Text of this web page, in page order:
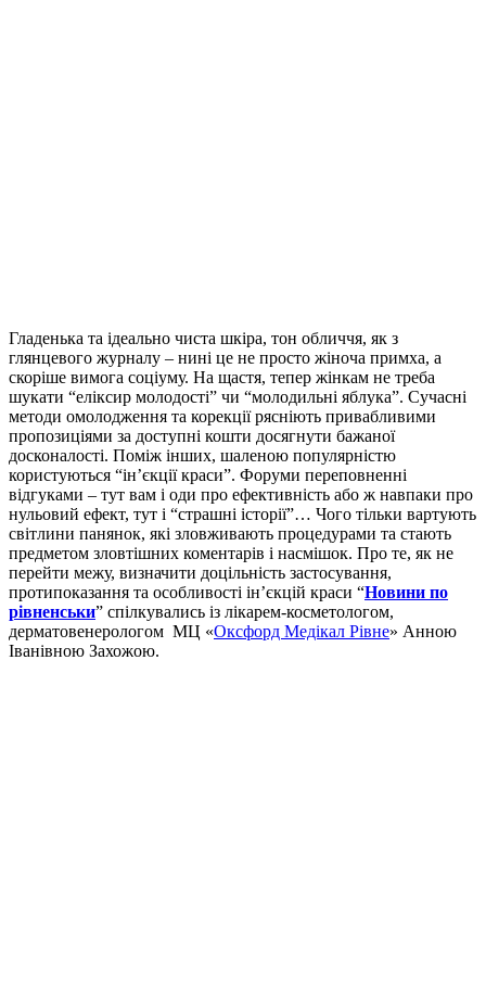
Гладенька та ідеально чиста шкіра, тон обличчя, як з
глянцевого журналу – нині це не просто жіноча примха, а
скоріше вимога соціуму. На щастя, тепер жінкам не треба
шукати “еліксир молодості” чи “молодильні яблука”. Сучасні
методи омолодження та корекції рясніють привабливими
пропозиціями за доступні кошти досягнути бажаної
досконалості. Поміж інших, шаленою популярністю
користуються “ін’єкції краси”. Форуми переповненні
відгуками – тут вам і оди про ефективність або ж навпаки про
нульовий ефект, тут і “страшні історії”… Чого тільки вартують
світлини панянок, які зловживають процедурами та стають
предметом зловтішних коментарів і насмішок. Про те, як не
перейти межу, визначити доцільність застосування,
протипоказання та особливості ін’єкцій краси “Новини по
рівненськи” спілкувались із лікарем-косметологом,
дерматовенерологом МЦ «Оксфорд Медікал Рівне» Анною
Іванівною Захожою.